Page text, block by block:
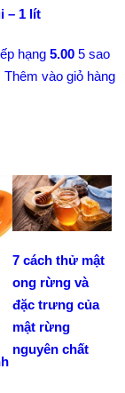
– 1 lít
hạng 5.00 5 sao
Thêm vào giỏ hàng
7 cách thử mật
ong rừng và
đặc trưng của
mật rừng
nguyên chất